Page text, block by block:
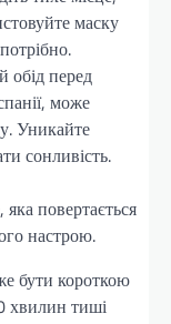
маску
обід перед
може
Уникайте
сонливість.
яка повертається
настрою.
бути короткою
хвилин тиші